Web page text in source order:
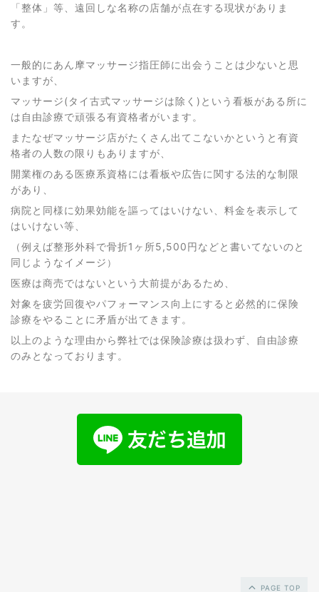
「整体」等、遠回しな名称の店舗が点在する現状がありま
す。
一般的にあん摩マッサージ指圧師に出会うことは少ないと思
いますが、
マッサージ(タイ古式マッサージは除く)という看板がある所に
は自由診療で頑張る有資格者がいます。
またなぜマッサージ店がたくさん出てこないかというと有資
格者の人数の限りもありますが、
開業権のある医療系資格には看板や広告に関する法的な制限
があり、
病院と同様に効果効能を謳ってはいけない、料金を表示して
はいけない等、
（例えば整形外科で骨折1ヶ所5,500円などと書いてないのと
同じようなイメージ ）
医療は商売ではないという大前提があるため、
対象を疲労回復やパフォーマンス向上にすると必然的に保険
診療をやることに矛盾が出てきます。
以上のような理由から弊社では保険診療は扱わず、自由診療
のみとなっております。
PAGE TOP